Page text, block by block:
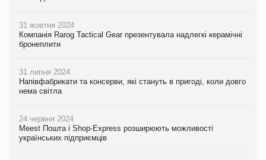
31 жовтня 2024
Компанія Rarog Tactical Gear презентувала надлегкі керамічні
бронеплити
31 липня 2024
Напівфабрикати та консерви, які стануть в пригоді, коли довго
нема світла
24 червня 2024
Meest Пошта і Shop-Express розширюють можливості
українських підприємців